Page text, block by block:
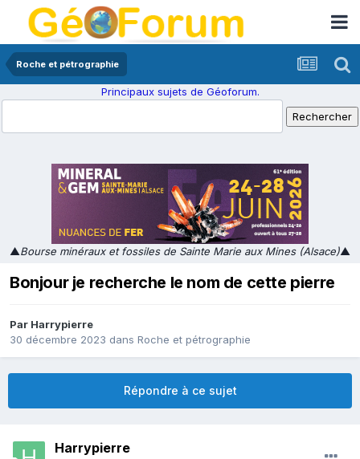
Roche et pétrographie
Principaux sujets de Géoforum.
▲Bourse minéraux et fossiles de Sainte Marie aux Mines (Alsace)▲
Bonjour je recherche le nom de cette pierre
Par Harrypierre
30 décembre 2023 dans Roche et pétrographie
Répondre à ce sujet
Harrypierre